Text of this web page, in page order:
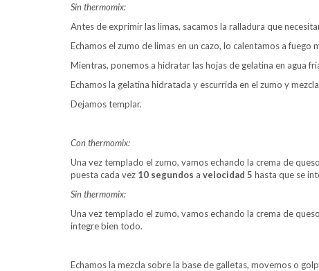
Sin thermomix:
Antes de exprimir las limas, sacamos la ralladura que
Echamos el zumo de limas en un cazo, lo calentamos a fuego
Mientras, ponemos a hidratar las hojas de gelatina en agua
Echamos la gelatina hidratada y escurrida en el zumo y
Dejamos templar.
Con thermomix:
Una vez templado el zumo, vamos echando la crema de
puesta cada vez 10 segundos a velocidad 5 hasta que se
Sin thermomix:
Una vez templado el zumo, vamos echando la crema de
integre bien todo.
Echamos la mezcla sobre la base de galletas, movemos o